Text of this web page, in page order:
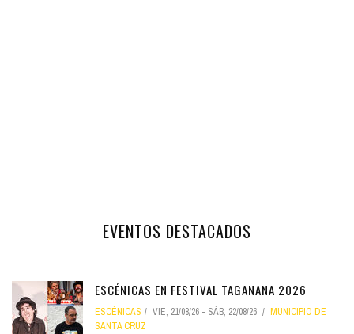
EVENTOS DESTACADOS
ESCÉNICAS EN FESTIVAL TAGANANA 2026
ESCÉNICAS VIE, 21/08/26 - SÁB, 22/08/26
MUNICIPIO DE
SANTA CRUZ